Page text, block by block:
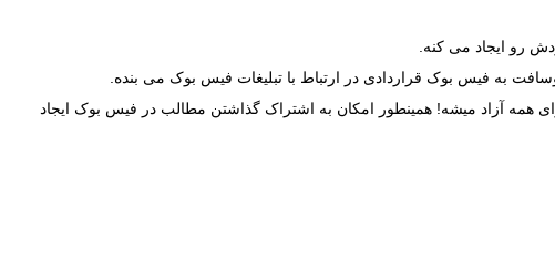
آزاد میشه! همینطور امکان به اشتراک گذاشتن مطالب در فیس بوک ایجاد